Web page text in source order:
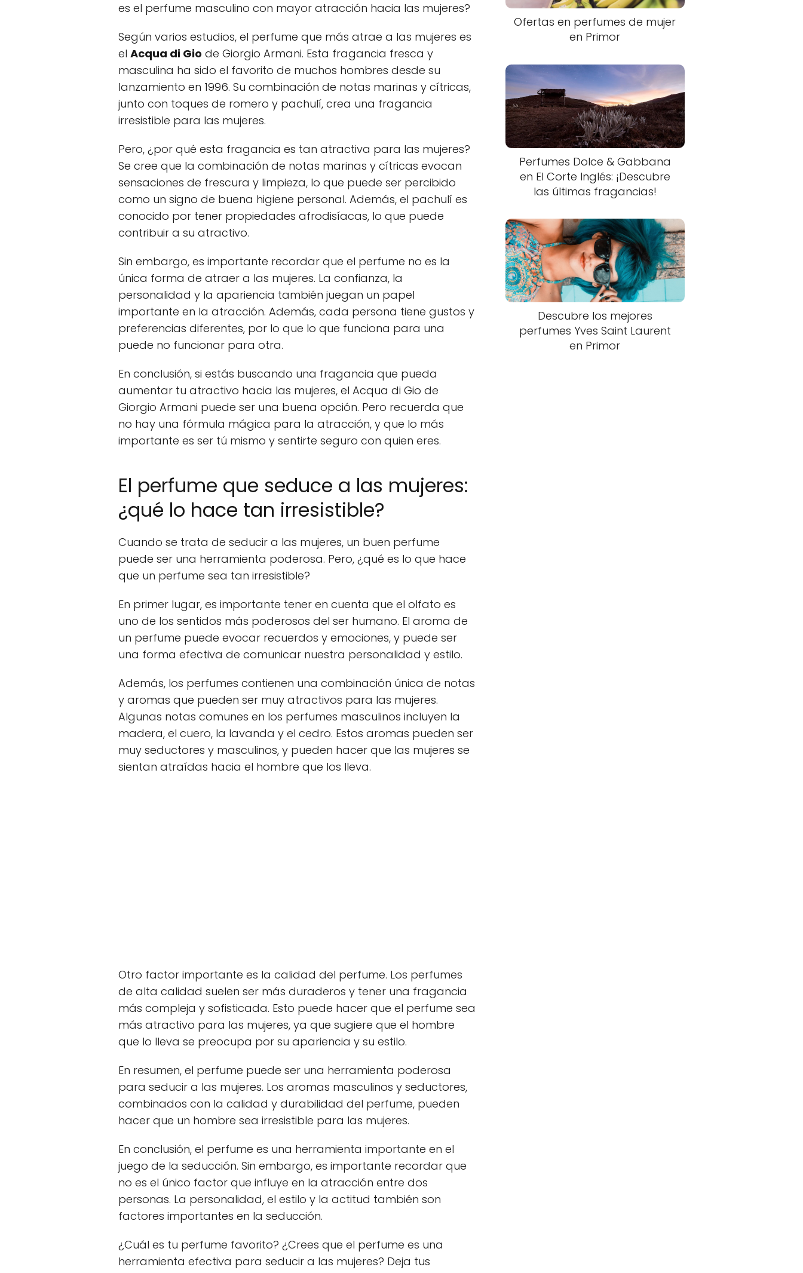
es el perfume masculino con mayor atracción hacia las mujeres?
Según varios estudios, el perfume que más atrae a las mujeres es
el Acqua di Gio de Giorgio Armani. Esta fragancia fresca y
masculina ha sido el favorito de muchos hombres desde su
lanzamiento en 1996. Su combinación de notas marinas y cítricas,
junto con toques de romero y pachulí, crea una fragancia
irresistible para las mujeres.
Pero, ¿por qué esta fragancia es tan atractiva para las mujeres?
Se cree que la combinación de notas marinas y cítricas evocan
sensaciones de frescura y limpieza, lo que puede ser percibido
como un signo de buena higiene personal. Además, el pachulí es
conocido por tener propiedades afrodisíacas, lo que puede
contribuir a su atractivo.
Sin embargo, es importante recordar que el perfume no es la
única forma de atraer a las mujeres. La confianza, la
personalidad y la apariencia también juegan un papel
importante en la atracción. Además, cada persona tiene gustos y
preferencias diferentes, por lo que lo que funciona para una
puede no funcionar para otra.
En conclusión, si estás buscando una fragancia que pueda
aumentar tu atractivo hacia las mujeres, el Acqua di Gio de
Giorgio Armani puede ser una buena opción. Pero recuerda que
no hay una fórmula mágica para la atracción, y que lo más
importante es ser tú mismo y sentirte seguro con quien eres.
El perfume que seduce a las mujeres:
¿qué lo hace tan irresistible?
Cuando se trata de seducir a las mujeres, un buen perfume
puede ser una herramienta poderosa. Pero, ¿qué es lo que hace
que un perfume sea tan irresistible?
En primer lugar, es importante tener en cuenta que el olfato es
uno de los sentidos más poderosos del ser humano. El aroma de
un perfume puede evocar recuerdos y emociones, y puede ser
una forma efectiva de comunicar nuestra personalidad y estilo.
Además, los perfumes contienen una combinación única de notas
y aromas que pueden ser muy atractivos para las mujeres.
Algunas notas comunes en los perfumes masculinos incluyen la
madera, el cuero, la lavanda y el cedro. Estos aromas pueden ser
muy seductores y masculinos, y pueden hacer que las mujeres se
sientan atraídas hacia el hombre que los lleva.
Otro factor importante es la calidad del perfume. Los perfumes
de alta calidad suelen ser más duraderos y tener una fragancia
más compleja y sofisticada. Esto puede hacer que el perfume sea
más atractivo para las mujeres, ya que sugiere que el hombre
que lo lleva se preocupa por su apariencia y su estilo.
En resumen, el perfume puede ser una herramienta poderosa
para seducir a las mujeres. Los aromas masculinos y seductores,
combinados con la calidad y durabilidad del perfume, pueden
hacer que un hombre sea irresistible para las mujeres.
En conclusión, el perfume es una herramienta importante en el
juego de la seducción. Sin embargo, es importante recordar que
no es el único factor que influye en la atracción entre dos
personas. La personalidad, el estilo y la actitud también son
factores importantes en la seducción.
¿Cuál es tu perfume favorito? ¿Crees que el perfume es una
herramienta efectiva para seducir a las mujeres? Deja tus
Ofertas en perfumes de mujer
en Primor
Perfumes Dolce & Gabbana
en El Corte Inglés: ¡Descubre
las últimas fragancias!
Descubre los mejores
perfumes Yves Saint Laurent
en Primor